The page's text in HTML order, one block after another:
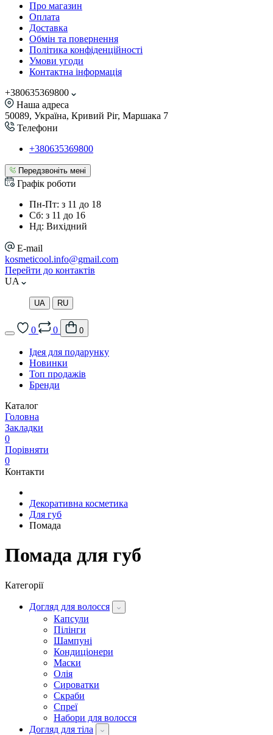
Про магазин
Оплата
Доставка
Обмін та повернення
Політика конфіденційності
Умови угоди
Контактна інформація
+380635369800
Наша адреса
50089, Україна, Кривий Ріг, Маршака 7
Телефони
+380635369800
Передзвоніть мені
Графік роботи
Пн-Пт: з 11 до 18
Сб: з 11 до 16
Нд: Вихідний
E-mail
kosmeticool.info@gmail.com
Перейти до контактів
UA
UA RU
0 0 0
Ідея для подарунку
Новинки
Топ продажів
Бренди
Каталог
Головна
Закладки
0
Порівняти
0
Контакти
Декоративна косметика
Для губ
Помада
Помада для губ
Категорії
Догляд для волосся
Капсули
Пілінги
Шампуні
Кондиціонери
Маски
Олія
Сироватки
Скраби
Спреї
Набори для волосся
Догляд для тіла